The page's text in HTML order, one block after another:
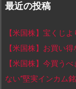
最近の投稿
【米国株】宝くじ
【米国株】お買い
【米国株】今買う
ない“堅実インカム